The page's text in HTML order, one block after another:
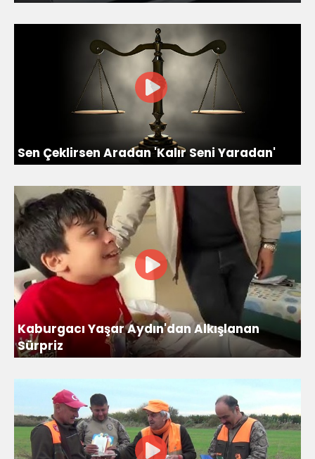
Sen Çeklirsen Aradan 'Kalır Seni Yaradan'
Kaburgacı Yaşar Aydın'dan Alkışlanan
Sürpriz